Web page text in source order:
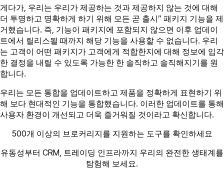
게다가, 우리는 우리가 제공하는 것과 제공하지 않는 것에 대해
더 투명하고 명확하게 하기 위해 모든 곧 출시” 패키지 기능을 제
거했습니다. 즉, 기능이 패키지에 포함되지 않으면 이후 업데이
트에서 릴리스될 때까지 해당 기능을 사용할 수 없습니다. 우리
는 고객이 어떤 패키지가 고객에게 적합한지에 대해 정보에 입각
한 결정을 내릴 수 있도록 가능한 한 솔직하고 솔직해지기를 원
합니다.
우리는 모든 통합을 업데이트하고 제품을 정확하게 표현하기 위
해 보다 현대적인 기능을 통합했습니다. 이러한 업데이트를 통해
사용자 환경이 개선되고 더욱 즐거워질 것이라고 확신합니다.
500개 이상의 브로커리지를 지원하는 도구를 확인하세요
유동성부터 CRM, 트레이딩 인프라까지 우리의 완전한 생태계를
탐험해 보세요.